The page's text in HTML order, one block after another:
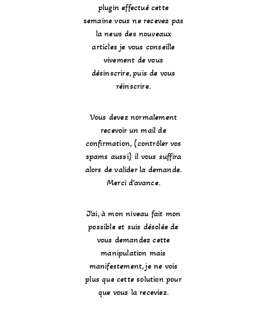
plugin effectué cette
semaine vous ne recevez pas
la news des nouveaux
articles je vous conseille
vivement de vous
désinscrire, puis de vous
réinscrire.
Vous devez normalement
recevoir un mail de
confirmation, (contrôler vos
spams aussi) il vous suffira
alors de valider la demande.
Merci d’avance.
J’ai, à mon niveau fait mon
possible et suis désolée de
vous demandez cette
manipulation mais
manifestement, je ne vois
plus que cette solution pour
que vous la receviez.